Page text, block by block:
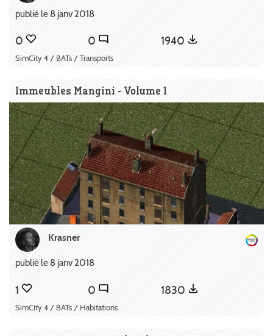
publié le 8 janv 2018
0 0 1940
SimCity 4 / BATs / Transports
Immeubles Mangini - Volume 1
Krasner
publié le 8 janv 2018
1 0 1830
SimCity 4 / BATs / Habitations